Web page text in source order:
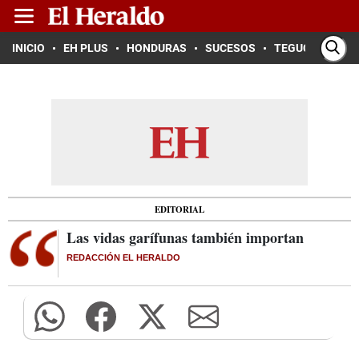
INICIO EH PLUS HONDURAS SUCESOS TEGUCIGALPA
EDITORIAL
Las vidas garífunas también importan
REDACCIÓN EL HERALDO